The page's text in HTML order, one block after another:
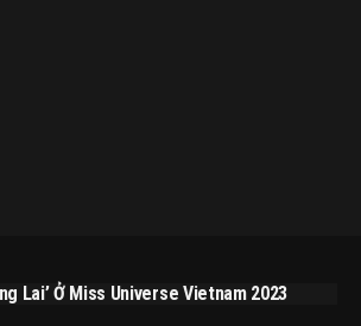
Lai’ Ở Miss Universe Vietnam 2023